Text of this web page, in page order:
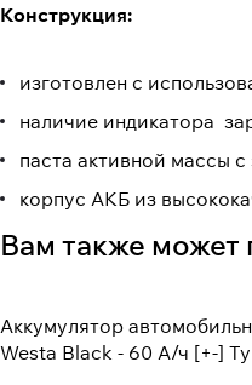
Конструкция:
изготовлен с
наличие индикатора
паста активной массы
корпус АКБ из
Вам также может
Аккумулятор
Westa Black - 60 А/ч [+-]